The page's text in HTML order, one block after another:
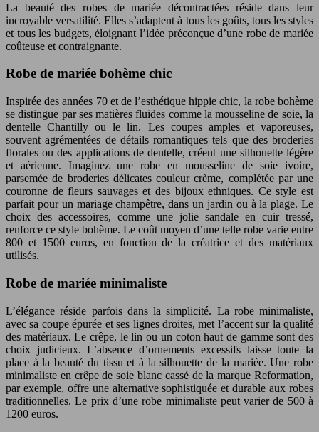
La beauté des robes de mariée décontractées réside dans leur
incroyable versatilité. Elles s’adaptent à tous les goûts, tous les styles
et tous les budgets, éloignant l’idée préconçue d’une robe de mariée
coûteuse et contraignante.
Robe de mariée bohème chic
Inspirée des années 70 et de l’esthétique hippie chic, la robe bohème
se distingue par ses matières fluides comme la mousseline de soie, la
dentelle Chantilly ou le lin. Les coupes amples et vaporeuses,
souvent agrémentées de détails romantiques tels que des broderies
florales ou des applications de dentelle, créent une silhouette légère
et aérienne. Imaginez une robe en mousseline de soie ivoire,
parsemée de broderies délicates couleur crème, complétée par une
couronne de fleurs sauvages et des bijoux ethniques. Ce style est
parfait pour un mariage champêtre, dans un jardin ou à la plage. Le
choix des accessoires, comme une jolie sandale en cuir tressé,
renforce ce style bohème. Le coût moyen d’une telle robe varie entre
800 et 1500 euros, en fonction de la créatrice et des matériaux
utilisés.
Robe de mariée minimaliste
L’élégance réside parfois dans la simplicité. La robe minimaliste,
avec sa coupe épurée et ses lignes droites, met l’accent sur la qualité
des matériaux. Le crêpe, le lin ou un coton haut de gamme sont des
choix judicieux. L’absence d’ornements excessifs laisse toute la
place à la beauté du tissu et à la silhouette de la mariée. Une robe
minimaliste en crêpe de soie blanc cassé de la marque Reformation,
par exemple, offre une alternative sophistiquée et durable aux robes
traditionnelles. Le prix d’une robe minimaliste peut varier de 500 à
1200 euros.